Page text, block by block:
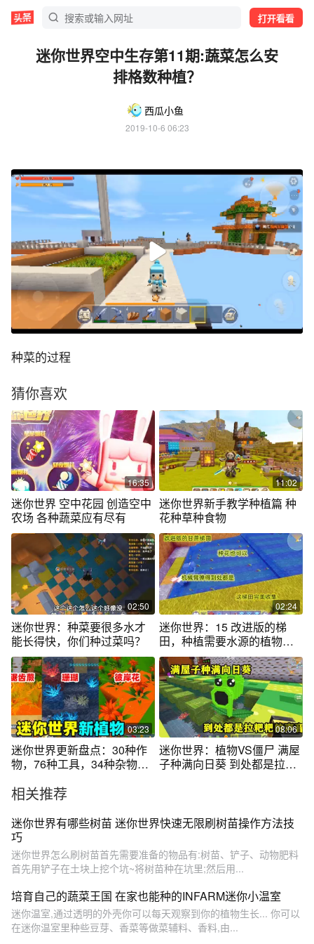
打开看看
迷你世界空中生存第11期:蔬菜怎么安
排格数种植？
西瓜小鱼
2019-10-6 06:23
种菜的过程
猜你喜欢
16:35
迷你世界 空中花园 创造空中
农场 各种蔬菜应有尽有
11:02
迷你世界新手教学种植篇 种
花种草种食物
02:50
迷你世界：种菜要很多水才
能长得快，你们种过菜吗？
02:24
迷你世界：15 改进版的梯
田，种植需要水源的植物都
可以
03:23
迷你世界更新盘点：30种作
物，76种工具，34种杂物，
08:06
迷你世界：植物VS僵尸 满屋
子种满向日葵 到处都是拉粑
相关推荐
迷你世界有哪些树苗 迷你世界快速无限刷树苗操作方法技
巧
迷你世界怎么刷树苗首先需要准备的物品有:树苗、铲子、动物肥料
首先用铲子在土块上挖个坑~将树苗种在坑里;然后用...
培育自己的蔬菜王国 在家也能种的INFARM迷你小温室
迷你温室,通过透明的外壳你可以每天观察到你的植物生长... 你可以
在迷你温室里种些豆芽、香菜等做菜辅料、香料,由...